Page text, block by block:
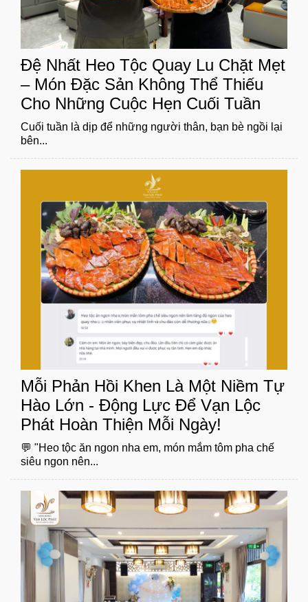
Đệ Nhất Heo Tộc Quay Lu Chặt Mẹt
– Món Đặc Sản Không Thể Thiếu
Cho Những Cuộc Hẹn Cuối Tuần
Cuối tuần là dịp để những người thân, bạn bè ngồi lại
bên...
Mỗi Phản Hồi Khen Là Một Niềm Tự
Hào Lớn - Động Lực Để Vạn Lộc
Phát Hoàn Thiện Mỗi Ngày!
💬 "Heo tộc ăn ngon nha em, món mắm tôm pha chế
siêu ngon nên...